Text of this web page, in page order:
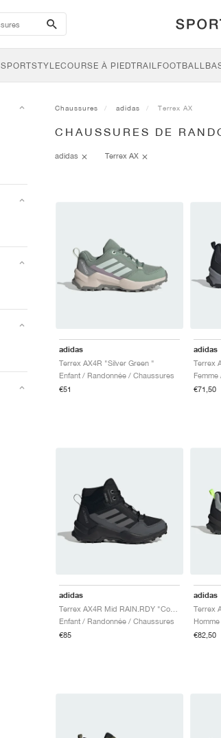
search-
btn
SPORTSTYLECOURSE À PIEDTRAILFOOTBALL
Chaussures adidas Terrex AX
CHAUSSURES DE
adidas Terrex AX
adidas
Terrex AX4R "Silver Green "
Enfant / Randonnée / Chaussures
€51
adidas
€71,50
adidas
Enfant / Randonnée / Chaussures
€85
adidas
€82,50